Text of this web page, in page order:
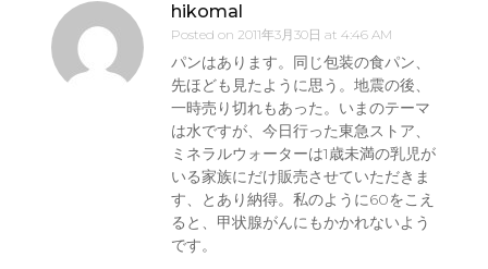
hikomal
Posted on 2011年3月30日 at 4:46 AM
パンはあります。同じ包装の食パン、
先ほども見たように思う。地震の後、
一時売り切れもあった。いまのテーマ
は水ですが、今日行った東急ストア、
ミネラルウォーターは1歳未満の乳児が
いる家族にだけ販売させていただきま
す、とあり納得。私のように60をこえ
ると、甲状腺がんにもかかれないよう
です。